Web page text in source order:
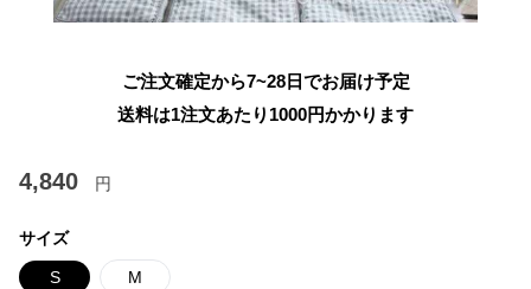
ご注文確定から7~28日でお届け予定
送料は1注文あたり 1000円かかります
4,840 円
サイズ
S M